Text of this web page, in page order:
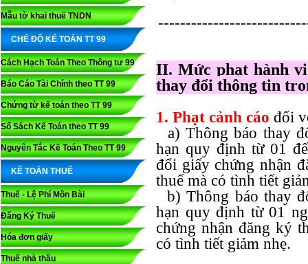
Mẫu tờ khai thuế TNDN
CHẾ ĐỘ KẾ TOÁN TT 99
Cách Hạch Toán Theo Thông tư 99
Báo Cáo Tài Chính theo TT 99
Chứng từ kế toán theo TT 99
Sổ Sách Kế Toán theo TT 99
Nguyên Tắc Kế Toán Theo TT 99
KẾ TOÁN THUẾ
Thuế - Lệ Phí Môn Bài
Đăng Ký Thuế
Hóa đơn giấy
Thuế nhà thầu
II. Mức phạt hành
thay đổi thông tin
1. Phạt cảnh cáo đối
a) Thông báo thay
hạn quy định từ 01
đổi giấy chứng nhận
thuế mà có tình tiết
b) Thông báo thay
hạn quy định từ 01
chứng nhận đăng ký
có tình tiết giảm nhẹ.